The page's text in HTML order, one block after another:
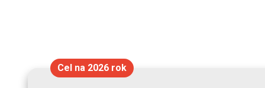
Cel na 2026 rok